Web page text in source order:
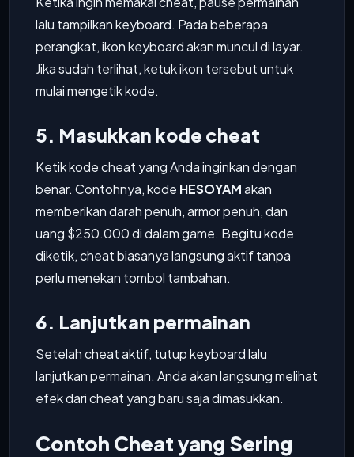
lalu tampilkan keyboard. Pada beberapa
perangkat, ikon keyboard akan muncul di layar.
Jika sudah terlihat, ketuk ikon tersebut untuk
mulai mengetik kode.
5. Masukkan kode cheat
Ketik kode cheat yang Anda inginkan dengan
benar. Contohnya, kode HESOYAMakan
memberikan darah penuh, armor penuh, dan
uang $250.000 di dalam game. Begitu kode
diketik, cheat biasanya langsung aktif tanpa
perlu menekan tombol tambahan.
6. Lanjutkan permainan
Setelah cheat aktif, tutup keyboard lalu
lanjutkan permainan. Anda akan langsung melihat
efek dari cheat yang baru saja dimasukkan.
Contoh Cheat yang Sering